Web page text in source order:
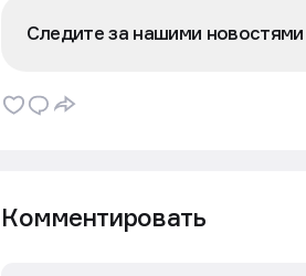
Следите за нашими
Комментировать